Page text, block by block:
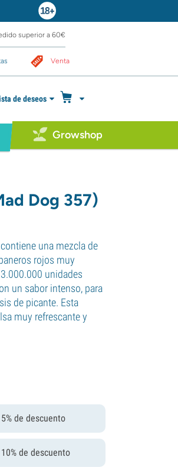
superior a 60€
Venta
de deseos
Growshop
Dog 357)
una mezcla de
rojos muy
unidades
un sabor intenso, para
de picante. Esta
muy refrescante y
5% de descuento
10% de descuento